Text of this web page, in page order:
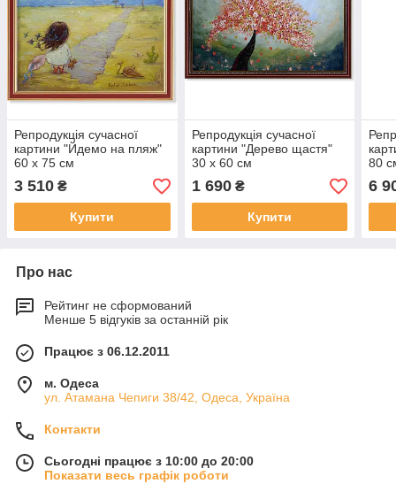
Репродукція сучасної
картини "Йдемо на пляж"
60 х 75 см
3 510 ₴
Купити
Репродукція сучасної
картини "Дерево щастя"
30 х 60 см
1 690₴
Купити
80
6
Про нас
Рейтинг не сформований
Менше 5 відгуків за останній рік
Працює з 06.12.2011
м. Одеса
ул. Атамана Чепиги 38/42, Одеса, Україна
Контакти
Сьогодні працює з 10:00 до 20:00
Показати весь графік роботи